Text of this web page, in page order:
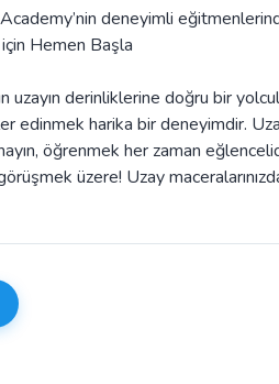
deneyimli
Hemen Başla
uzayın derinliklerine doğru bir
edinmek harika bir deneyimdir.
öğrenmek her zaman
üzere! Uzay